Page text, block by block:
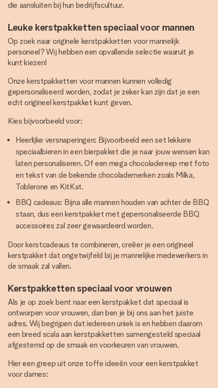
die aansluiten bij hun bedrijfscultuur.
Leuke kerstpakketten speciaal voor mannen
Op zoek naar originele kerstpakketten voor mannelijk
personeel? Wij hebben een opvallende selectie waaruit je
kunt kiezen!
Onze kerstpakketten voor mannen kunnen volledig
gepersonaliseerd worden, zodat je zeker kan zijn dat je een
echt origineel kerstpakket kunt geven.
Kies bijvoorbeeld voor:
Heerlijke versnaperingen: Bijvoorbeeld een set lekkere
speciaalbieren in een bierpakket die je naar jouw wensen kan
laten personaliseren. Of een mega chocoladereep met foto
en tekst van de bekende chocolademerken zoals Milka,
Toblerone en KitKat.
BBQ cadeaus: Bijna alle mannen houden van achter de BBQ
staan, dus een kerstpakket met gepersonaliseerde BBQ
accessoires zal zeer gewaardeerd worden.
Door kerstcadeaus te combineren, creëer je een origineel
kerstpakket dat ongetwijfeld bij je mannelijke medewerkers in
de smaak zal vallen.
Kerstpakketten speciaal voor vrouwen
Als je op zoek bent naar een kerstpakket dat speciaal is
ontworpen voor vrouwen, dan ben je bij ons aan het juiste
adres. Wij begrijpen dat iedereen uniek is en hebben daarom
een breed scala aan kerstpakketten samengesteld speciaal
afgestemd op de smaak en voorkeuren van vrouwen.
Hier een greep uit onze toffe ideeën voor een kerstpakket
voor dames: